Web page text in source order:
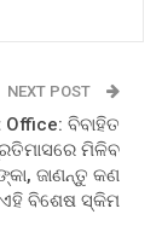
NEXT POST
Office: ବିବାହିତ
ମିଳିବ
ଜାଣନ୍ତୁ କଣ
ବିଶେଷ ସ୍କିମ